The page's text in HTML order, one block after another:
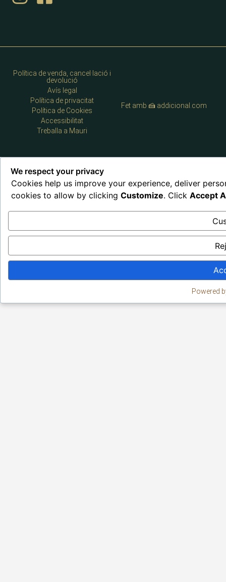
Política de venda, cancel·lació i
devolució
Avís legal
Política de privacitat
Política de Cookies
Accessibilitat
Treballa a Mauri
Fet amb 🍰 addicional.com
We respect your privacy
Cookies help us improve your experience, deliver
cookies to allow by clicking Customize. Click Accept
Powered